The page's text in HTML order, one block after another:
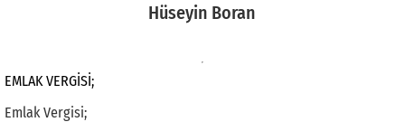
Hüseyin Boran
EMLAK VERGISI;
Emlak Vergisi;